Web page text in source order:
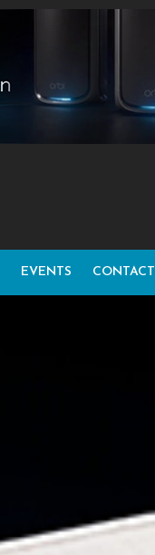
EVENTS CONTACT